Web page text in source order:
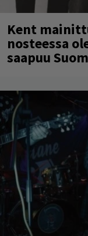
Kent
nosteessa
saapuu